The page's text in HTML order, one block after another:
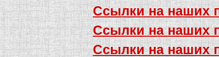
Ссылки на наших
Ссылки на наших
Ссылки на наших